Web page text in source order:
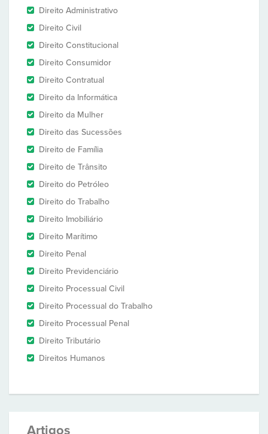
Direito Administrativo
Direito Civil
Direito Constitucional
Direito Consumidor
Direito Contratual
Direito da Informática
Direito da Mulher
Direito das Sucessões
Direito de Família
Direito de Trânsito
Direito do Petróleo
Direito do Trabalho
Direito Imobiliário
Direito Marítimo
Direito Penal
Direito Previdenciário
Direito Processual Civil
Direito Processual do Trabalho
Direito Processual Penal
Direito Tributário
Direitos Humanos
Artigos